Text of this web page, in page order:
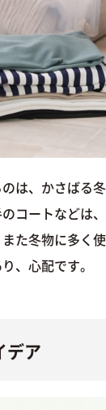
は、かさばる
コートなどは
た冬物に多く
、心配です。
デア